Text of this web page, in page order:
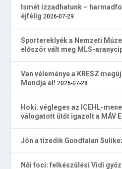
Ismét izzadhatunk –
éjfélig 2026-07-29
Sportereklyék a Nemzeti
először vált meg MLS-
Van véleménye a KRESZ
Mondja el! 2026-07-28
Hoki: végleges az ICEHL-
válogatott ütőt igazolt a MÁV
Jön a tizedik Gondtalan
Női foci: felkészülési Vidi